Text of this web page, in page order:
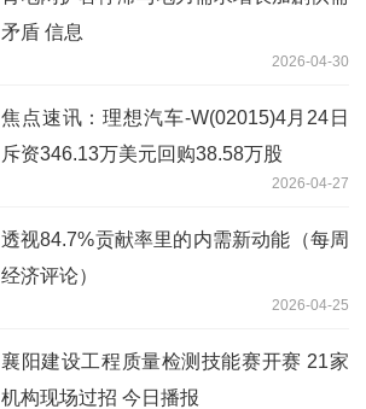
矛盾 信息
2026-04-30
焦点速讯：理想汽车-W(02015)4月24日
斥资346.13万美元回购38.58万股
2026-04-27
透视84.7%贡献率里的内需新动能（每周
经济评论）
2026-04-25
襄阳建设工程质量检测技能赛开赛 21家
机构现场过招 今日播报